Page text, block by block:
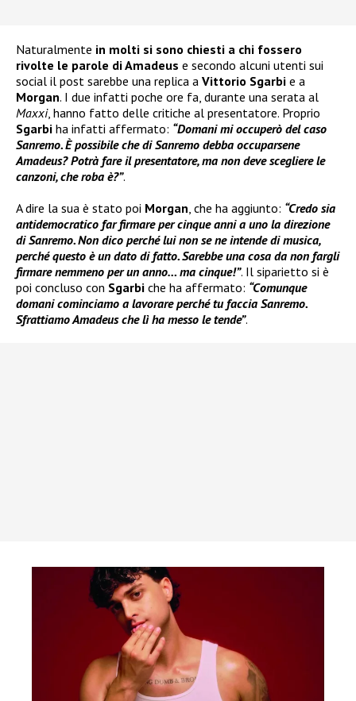
Naturalmente in molti si sono chiesti a chi fossero
rivolte le parole di Amadeus e secondo alcuni utenti sui
social il post sarebbe una replica a Vittorio Sgarbi e a
Morgan. I due infatti poche ore fa, durante una serata al
Maxxi, hanno fatto delle critiche al presentatore. Proprio
Sgarbi ha infatti affermato: “Domani mi occuperò del caso
Sanremo. È possibile che di Sanremo debba occuparsene
Amadeus? Potrà fare il presentatore, ma non deve scegliere le
canzoni, che roba è?”.
A dire la sua è stato poi Morgan , che ha aggiunto: “Credo sia
antidemocratico far firmare per cinque anni a uno la direzione
di Sanremo. Non dico perché lui non se ne intende di musica,
perché questo è un dato di fatto. Sarebbe una cosa da non fargli
firmare nemmeno per un anno… ma cinque!”. Il siparietto si è
poi concluso con Sgarbi che ha affermato: “Comunque
domani cominciamo a lavorare perché tu faccia Sanremo.
Sfrattiamo Amadeus che lì ha messo le tende”.